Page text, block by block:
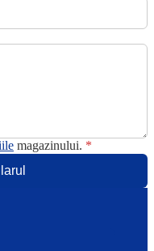
magazinului. *